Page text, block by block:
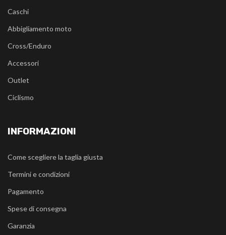
Caschi
Abbigliamento moto
Cross/Enduro
Accessori
Outlet
Ciclismo
INFORMAZIONI
Come scegliere la taglia giusta
Termini e condizioni
Pagamento
Spese di consegna
Garanzia